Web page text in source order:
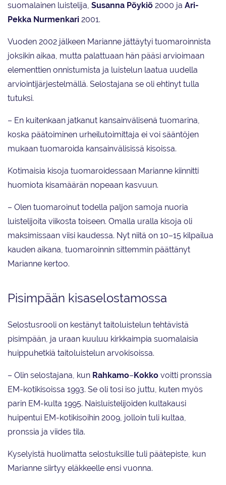
suomalainen luistelija, Susanna Pöykiö 2000 ja Ari-
Pekka Nurmenkari 2001.
Vuoden 2002 jälkeen Marianne jättäytyi tuomaroinnista
joksikin aikaa, mutta palattuaan hän pääsi arvioimaan
elementtien onnistumista ja luistelun laatua uudella
arviointijärjestelmällä. Selostajana se oli ehtinyt tulla
tutuksi.
– En kuitenkaan jatkanut kansainvälisenä tuomarina,
koska päätoiminen urheilutoimittaja ei voi sääntöjen
mukaan tuomaroida kansainvälisissä kisoissa.
Kotimaisia kisoja tuomaroidessaan Marianne kiinnitti
huomiota kisamäärän nopeaan kasvuun.
– Olen tuomaroinut todella paljon samoja nuoria
luistelijoita viikosta toiseen. Omalla uralla kisoja oli
maksimissaan viisi kaudessa. Nyt niitä on 10–15 kilpailua
kauden aikana, tuomaroinnin sittemmin päättänyt
Marianne kertoo.
Pisimpään kisaselostamossa
Selostusrooli on kestänyt taitoluistelun tehtävistä
pisimpään, ja uraan kuuluu kirkkaimpia suomalaisia
huippuhetkiä taitoluistelun arvokisoissa.
– Olin selostajana, kun Rahkamo– Kokko voitti pronssia
EM-kotikisoissa 1993. Se oli tosi iso juttu, kuten myös
parin EM-kulta 1995. Naisluistelijoiden kultakausi
huipentui EM-kotikisoihin 2009, jolloin tuli kultaa,
pronssia ja viides tila.
Kyselyistä huolimatta selostuksille tuli päätepiste, kun
Marianne siirtyy eläkkeelle ensi vuonna.